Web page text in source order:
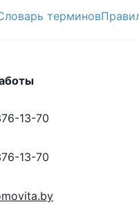
терминов
13-70
13-70